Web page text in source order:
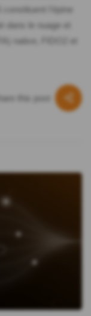
l'épine
dans le nuage et
native, FIDO2 et
this post